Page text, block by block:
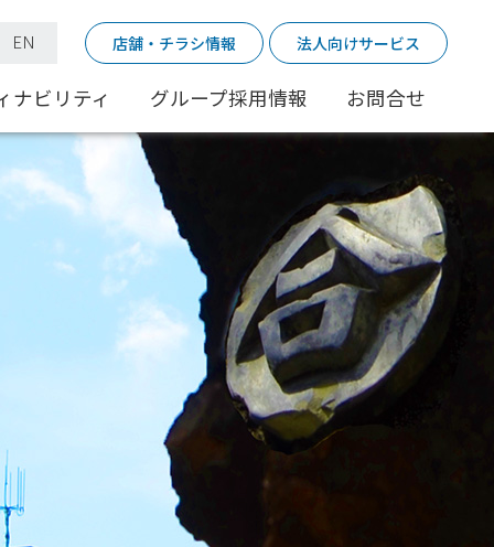
店舗・チラシ情報 法人向けサービス
EN
ナビリティ グループ採用情報 お問合せ